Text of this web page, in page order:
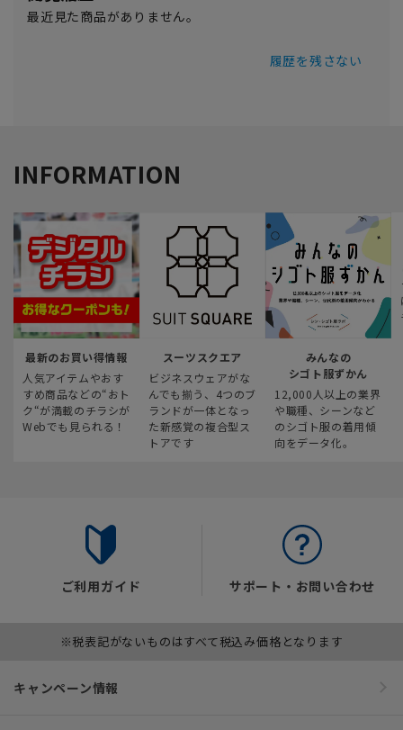
最近見た商品がありません。
履歴を残さない
INFORMATION
最新のお買い得情報
人気アイテムやおす
すめ商品などの“おト
ク“が満載のチラシが
Webでも見られる！
スーツスクエア
ビジネスウェアがな
んでも揃う、4つのブ
ランドが一体となっ
た新感覚の複合型ス
トアです
みんなの
シゴト服ずかん
12,000人以上の業界
や職種、シーンなど
のシゴト服の着用傾
向をデータ化。
ご利用ガイド サポート・お問い合わせ
※税表記がないものはすべて税込み価格となります
キャンペーン情報